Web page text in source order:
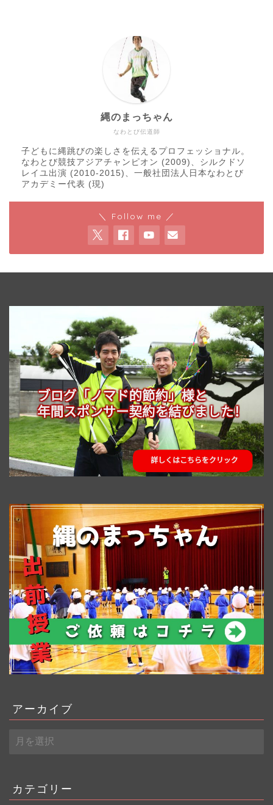
なわとび伝道師
縄のまっちゃん
子どもに縄跳びの楽しさを伝えるプロフェッショナル。
なわとび競技アジアチャンピオン (2009)、シルクドソ
レイユ出演 (2010-2015)、一般社団法人日本なわとび
アカデミー代表 (現)
＼ Follow me ／
アーカイブ
ー
ブ
カテゴリー